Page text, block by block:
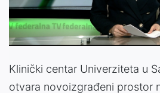
Klinički centar Univerziteta u
otvara novoizgrađeni prostor